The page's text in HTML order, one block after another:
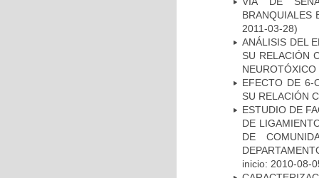
BRANQUIALES
2011-03-28)
ANÁLISIS DEL
SU RELACIÓN
NEUROTÓXICO
EFECTO DE 6-
SU RELACIÓN
ESTUDIO DE
DE
DE
inicio: 2010-08-